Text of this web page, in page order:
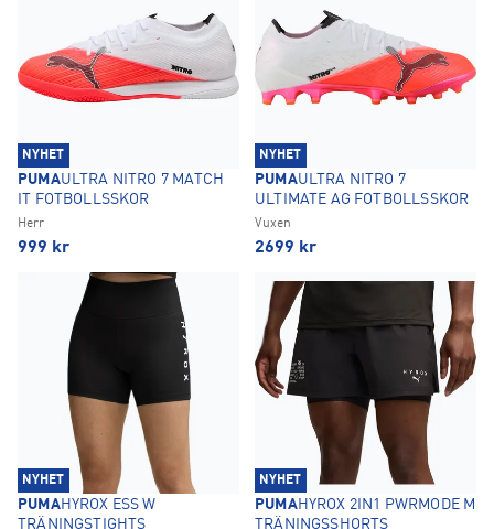
NYHET
PUMAULTRA NITRO 7 MATCH
IT FOTBOLLSSKOR
Herr
999 kr
NYHET
PUMAULTRA NITRO 7
ULTIMATE AG FOTBOLLSSKOR
Vuxen
2699 kr
NYHET
PUMAHYROX ESS W
TRÄNINGSTIGHTS
NYHET
PUMAHYROX 2IN1 PWRMODE M
TRÄNINGSSHORTS